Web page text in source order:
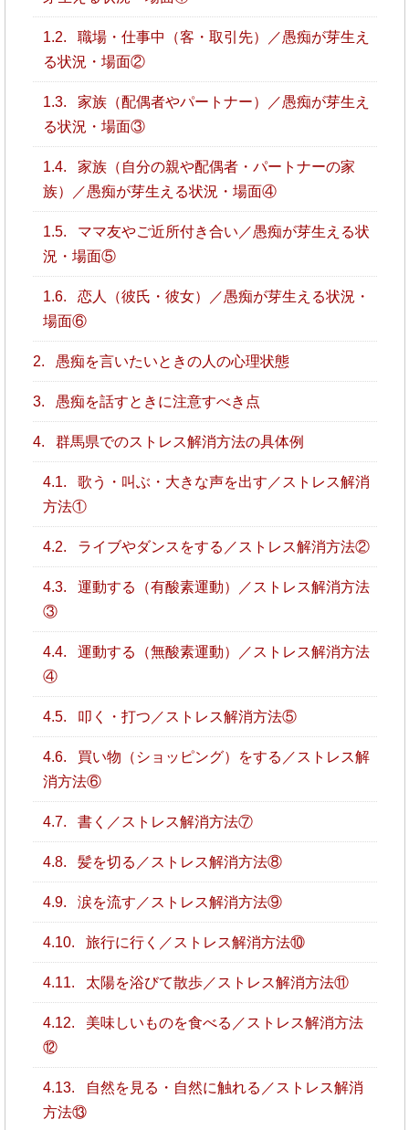
1.2.
職場・仕事中（客・取引先）／愚痴が芽生え
る状況・場面②
1.3.
家族（配偶者やパートナー）／愚痴が芽生え
る状況・場面③
1.4.
家族（自分の親や配偶者・パートナーの家
族）／愚痴が芽生える状況・場面④
1.5.
ママ友やご近所付き合い／愚痴が芽生える状
況・場面⑤
1.6.
恋人（彼氏・彼女）／愚痴が芽生える状況・
場面⑥
2. 愚痴を言いたいときの人の心理状態
3. 愚痴を話すときに注意すべき点
4. 群馬県でのストレス解消方法の具体例
4.1.
歌う・叫ぶ・大きな声を出す／ストレス解消
方法①
4.2. ライブやダンスをする／ストレス解消方法②
4.3.
運動する（有酸素運動）／ストレス解消方法
③
4.4.
運動する（無酸素運動）／ストレス解消方法
④
4.5. 叩く・打つ／ストレス解消方法⑤
4.6.
買い物（ショッピング）をする／ストレス解
消方法⑥
4.7. 書く／ストレス解消方法⑦
4.8. 髪を切る／ストレス解消方法⑧
4.9. 涙を流す／ストレス解消方法⑨
4.10. 旅行に行く／ストレス解消方法⑩
4.11. 太陽を浴びて散歩／ストレス解消方法⑪
4.12.
美味しいものを食べる／ストレス解消方法
⑫
4.13.
自然を見る・自然に触れる／ストレス解消
方法⑬